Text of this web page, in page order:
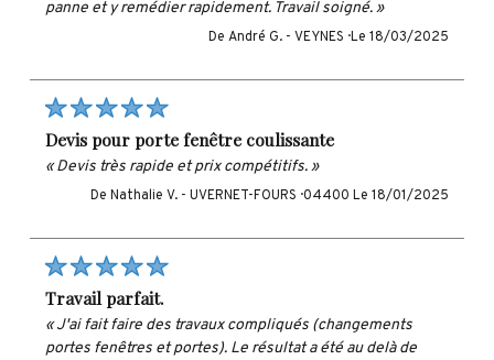
panne et y remédier rapidement. Travail soigné. »
De André G. - VEYNES ·Le 18/03/2025
devis pour porte fenêtre coulissante
« Devis très rapide et prix compétitifs. »
De Nathalie V. - UVERNET-FOURS · 04400 Le 18/01/2025
travail parfait.
« J'ai fait faire des travaux compliqués (changements
portes fenêtres et portes). Le résultat a été au delà de